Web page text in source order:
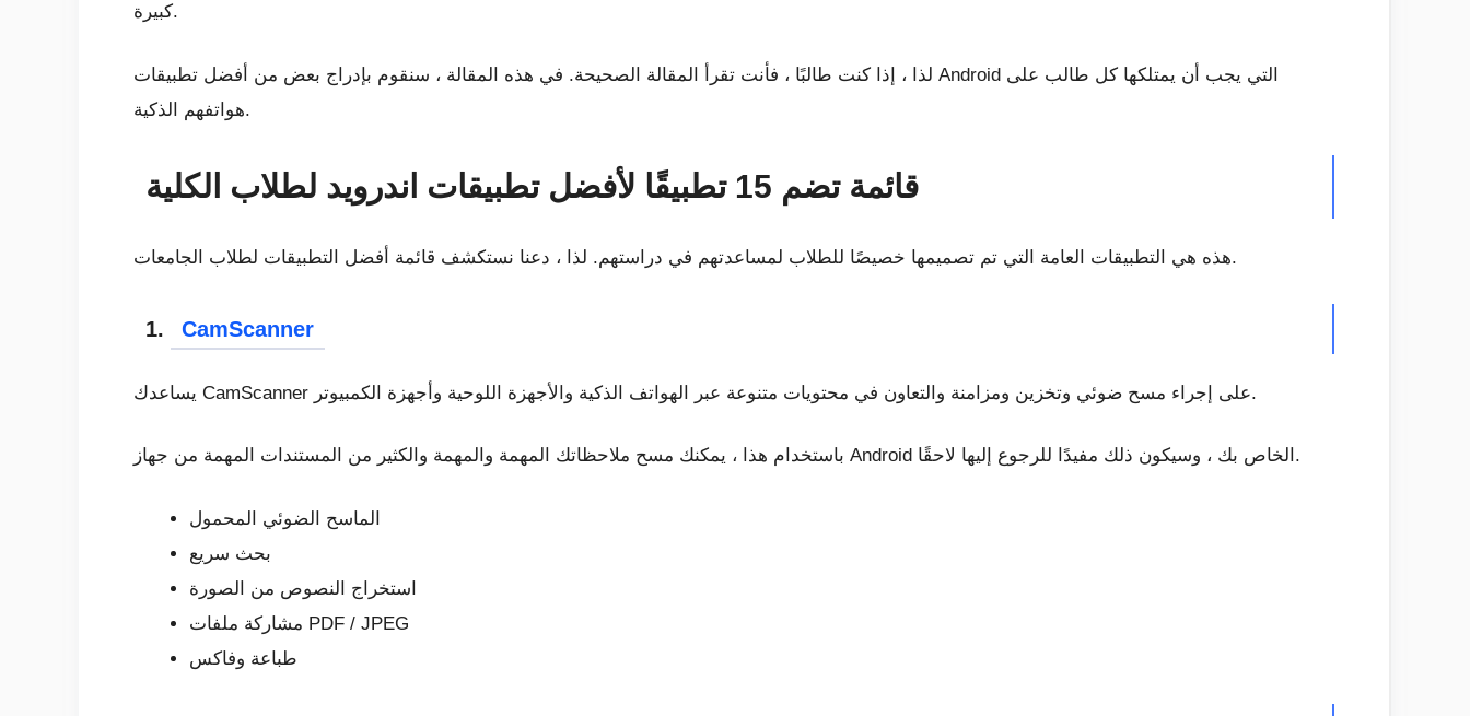
كبيرة.
لذا ، إذا كنت طالبًا ، فأنت تقرأ المقالة الصحيحة. في هذه المقالة ، سنقوم بإدراج بعض من أفضل تطبيقات Android التي يجب أن يمتلكها كل طالب على
هواتفهم الذكية.
قائمة تضم 15 تطبيقًا لأفضل تطبيقات اندرويد لطلاب الكلية
هذه هي التطبيقات العامة التي تم تصميمها خصيصًا للطلاب لمساعدتهم في دراستهم. لذا ، دعنا نستكشف قائمة أفضل التطبيقات لطلاب الجامعات.
1. CamScanner
يساعدك CamScanner على إجراء مسح ضوئي وتخزين ومزامنة والتعاون في محتويات متنوعة عبر الهواتف الذكية والأجهزة اللوحية وأجهزة الكمبيوتر.
باستخدام هذا ، يمكنك مسح ملاحظاتك المهمة والمهمة والكثير من المستندات المهمة من جهاز Android الخاص بك ، وسيكون ذلك مفيدًا للرجوع إليها لاحقًا.
الماسح الضوئي المحمول
بحث سريع
استخراج النصوص من الصورة
مشاركة ملفات PDF / JPEG
طباعة وفاكس